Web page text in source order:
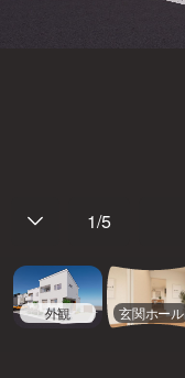
1/5
外観 玄関ホール